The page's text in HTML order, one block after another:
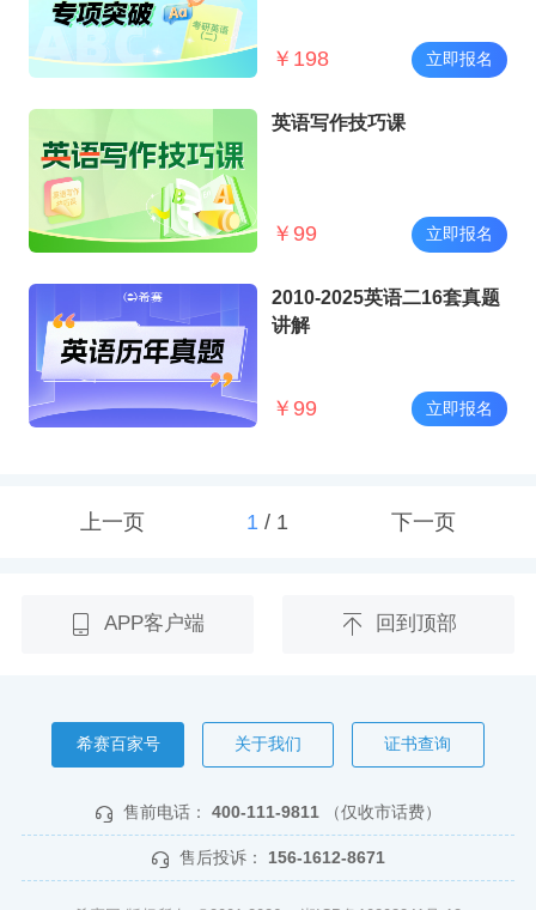
￥ 198 立即报名
英语写作技巧课
￥ 99 立即报名
2010-2025英语二16套真题
讲解
￥ 99 立即报名
上一页 1/ 1 下一页
APP客户端 回到顶部
希赛百家号 关于我们 证书查询
售前电话： 400-111-9811 （仅收市话费）
售后投诉： 156-1612-8671